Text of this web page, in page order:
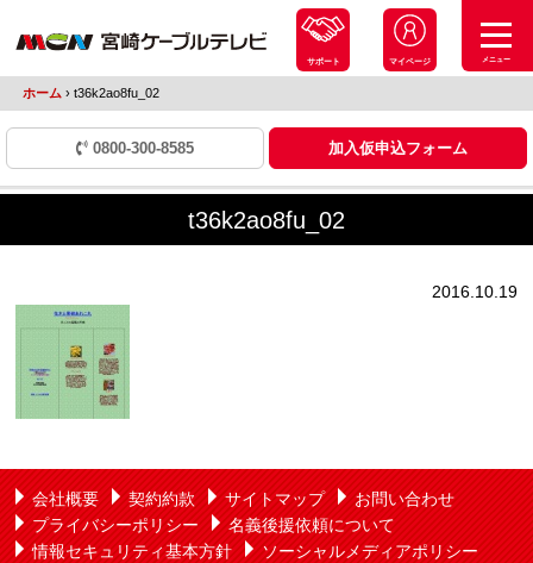
サポート マイページ メニュー
ホーム ›t36k2ao8fu_02
0800-300-8585 加入仮申込フォーム
t36k2ao8fu_02
2016.10.19
会社概要 契約約款 サイトマップ
お問い合わせ
プライバシーポリシー
名義後援依頼について
情報セキュリティ基本方針
ソーシャルメディアポリシー